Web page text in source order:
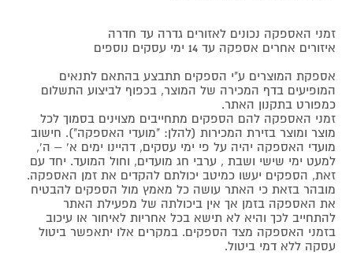
זמני האספקה נכונים לאזורים גדרה עד חדרה
איזורים אחרים אספקה עד 14 ימי עסקים נוספים
אספקת המוצרים ע"י הספקים תתבצע בהתאם לתנאים
המופיעים בדף המכירה של המוצר, בכפוף לביצוע התשלום
כמפורט בתקנון האתר.
זמני האספקה להם הספקים מתחייבים מצוינים בסמוך לכל
מוצר ומוצר בזירת המכירות (להלן: "מועדי האספקה"). חישוב
מועדי האספקה יהיה על פי ימי עסקים, דהיינו ימים א' – ה',
למעט ימי שישי ושבת , ערבי חג מועדים, וחול המועד. יחד עם
זאת, הספקים יעשו כמיטב יכולתם להקדים את זמן האספקה.
מובהר בזאת כי האתר עושה כל מאמץ מול הספקים להבטיח
את האספקה בזמן אך אין ביכולתה של מפעילת האתר
להתחייב לכך והיא לא תישא בכל אחריות לאיחור או עיכוב
בזמני האספקה מצד הספקים. במקרים אלו יתאפשר ביטול
עסקה ללא דמי ביטול.